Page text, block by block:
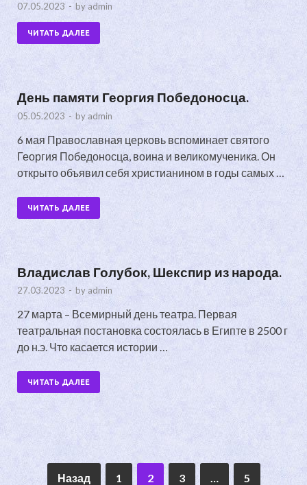
07.05.2023 - by admin
ЧИТАТЬ ДАЛЕЕ
День памяти Георгия Победоносца.
05.05.2023 - byadmin
6 мая Православная церковь вспоминает святого
Георгия Победоносца, воина и великомученика. Он
открыто объявил себя христианином в годы самых …
ЧИТАТЬ ДАЛЕЕ
Владислав Голубок, Шекспир из народа.
27.03.2023 - by admin
27 марта – Всемирный день театра. Первая
театральная постановка состоялась в Египте в 2500 г
до н.э. Что касается истории …
ЧИТАТЬ ДАЛЕЕ
Назад 1 2 3 … 5